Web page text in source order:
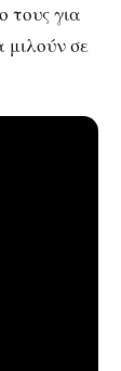
τους για
σε